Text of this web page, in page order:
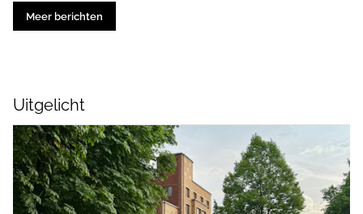
Meer berichten
Uitgelicht